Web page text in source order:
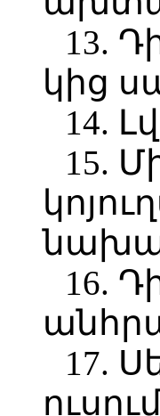
13.
կից
14.
15.
16.
17.